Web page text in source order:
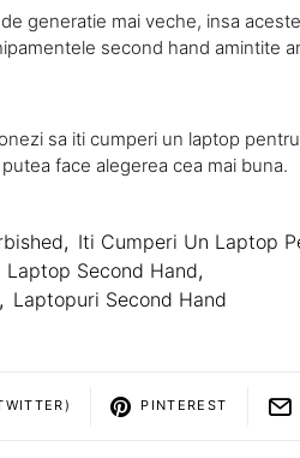
generatie mai veche, insa
second hand amintite
sa iti cumperi un laptop
face alegerea cea mai buna.
, Iti Cumperi Un Laptop
Laptop Second Hand,
, Laptopuri Second Hand
PINTEREST